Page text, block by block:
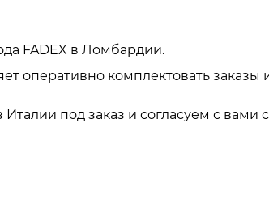
FADEX в Ломбардии.
оперативно комплектовать
под заказ и согласуем с вами